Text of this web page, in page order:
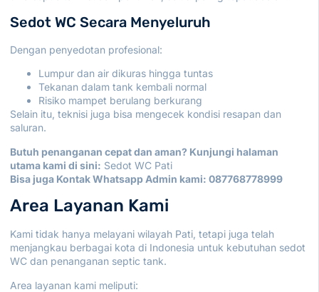
Sedot WC Secara Menyeluruh
Dengan penyedotan profesional:
Lumpur dan air dikuras hingga tuntas
Tekanan dalam tank kembali normal
Risiko mampet berulang berkurang
Selain itu, teknisi juga bisa mengecek kondisi resapan dan
saluran.
Butuh penanganan cepat dan aman? Kunjungi halaman
utama kami di sini: Sedot WC Pati
Bisa juga Kontak Whatsapp Admin kami: 087768778999
Area Layanan Kami
Kami tidak hanya melayani wilayah Pati, tetapi juga telah
menjangkau berbagai kota di Indonesia untuk kebutuhan sedot
WC dan penanganan septic tank.
Area layanan kami meliputi: